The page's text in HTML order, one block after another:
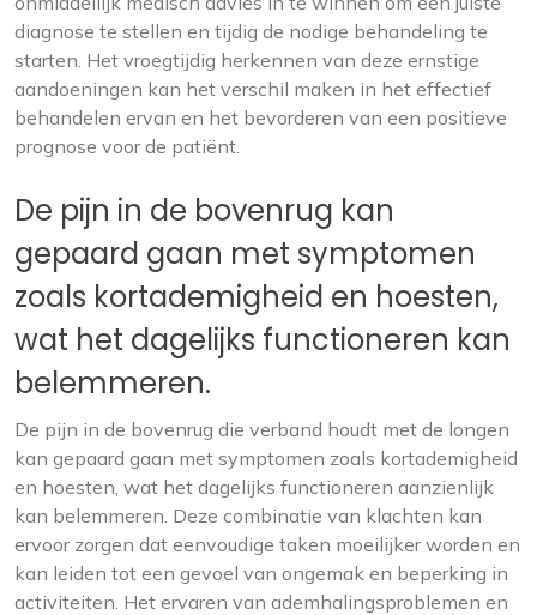
diagnose te stellen en tijdig de nodige behandeling te
starten. Het vroegtijdig herkennen van deze ernstige
aandoeningen kan het verschil maken in het effectief
behandelen ervan en het bevorderen van een positieve
prognose voor de patiënt.
De pijn in de bovenrug kan
gepaard gaan met symptomen
zoals kortademigheid en hoesten,
wat het dagelijks functioneren kan
belemmeren.
De pijn in de bovenrug die verband houdt met de longen
kan gepaard gaan met symptomen zoals kortademigheid
en hoesten, wat het dagelijks functioneren aanzienlijk
kan belemmeren. Deze combinatie van klachten kan
ervoor zorgen dat eenvoudige taken moeilijker worden en
kan leiden tot een gevoel van ongemak en beperking in
activiteiten. Het ervaren van ademhalingsproblemen en